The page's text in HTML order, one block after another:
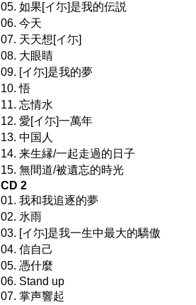
05. 如果[イ尓]是我的伝説
06. 今天
07. 天天想[イ尓]
08. 大眼睛
09. [イ尓]是我的夢
10. 悟
11. 忘情水
12. 愛[イ尓]一萬年
13. 中国人
14. 来生縁/一起走過的日子
15. 無間道/被遺忘的時光
CD 2
01. 我和我追逐的夢
02. 氷雨
03. [イ尓]是我一生中最大的驕傲
04. 信自己
05. 憑什麼
06. Stand up
07. 掌声響起